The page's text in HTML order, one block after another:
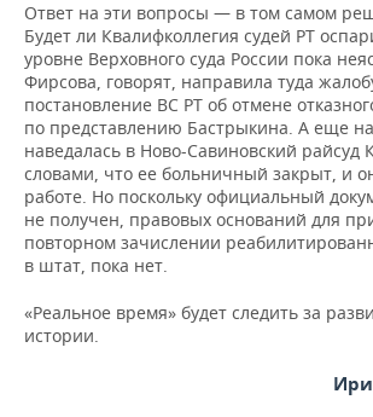
Ответ на эти вопросы — в том самом
Будет ли Квалифколлегия судей РТ
уровне Верховного суда России пока
Фирсова, говорят, направила туда
постановление ВС РТ об отмене
по представлению Бастрыкина. А еще
наведалась в Ново-Савиновский райсуд
словами, что ее больничный закрыт, и
работе. Но поскольку официальный
не получен, правовых оснований для
повторном зачислении
в штат, пока нет.
«Реальное время» будет следить за
истории.